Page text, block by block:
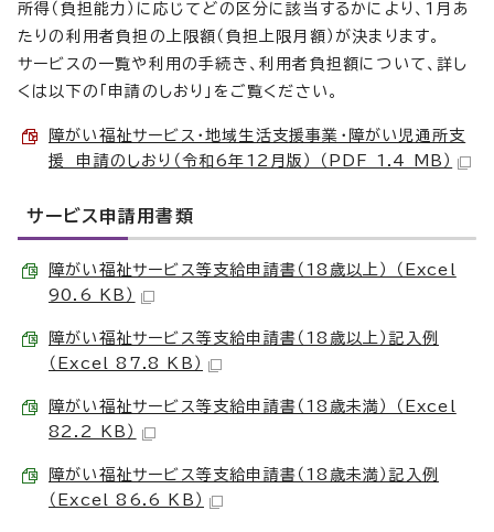
所得（負担能力）に応じてどの区分に該当するかにより、1月あ
たりの利用者負担の上限額（負担上限月額）が決まります。
サービスの一覧や利用の手続き、利用者負担額について、詳し
くは以下の「申請のしおり」をご覧ください。
障がい福祉サービス・地域生活支援事業・障がい児通所支
援 申請のしおり（令和6年12月版） （PDF 1.4 MB）
サービス申請用書類
障がい福祉サービス等支給申請書（18歳以上） （Excel
90.6 KB）
障がい福祉サービス等支給申請書（18歳以上）記入例
（Excel 87.8 KB）
障がい福祉サービス等支給申請書（18歳未満） （Excel
82.2 KB）
障がい福祉サービス等支給申請書（18歳未満）記入例
（Excel 86.6 KB）